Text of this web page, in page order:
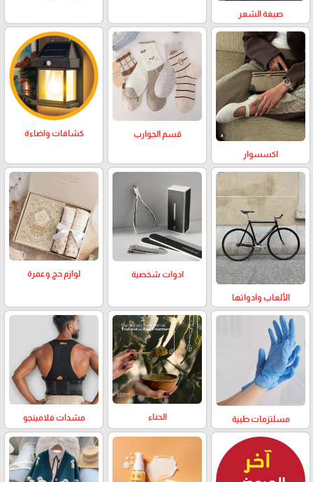
صبغة الشعر
اكسسوار
قسم الجوارب كشافات واضاءة
الألعاب وادواتها
ادوات شخصية لوازم حج وعمرة
مسلتزمات طبية الحناء مشدات فلامينجو